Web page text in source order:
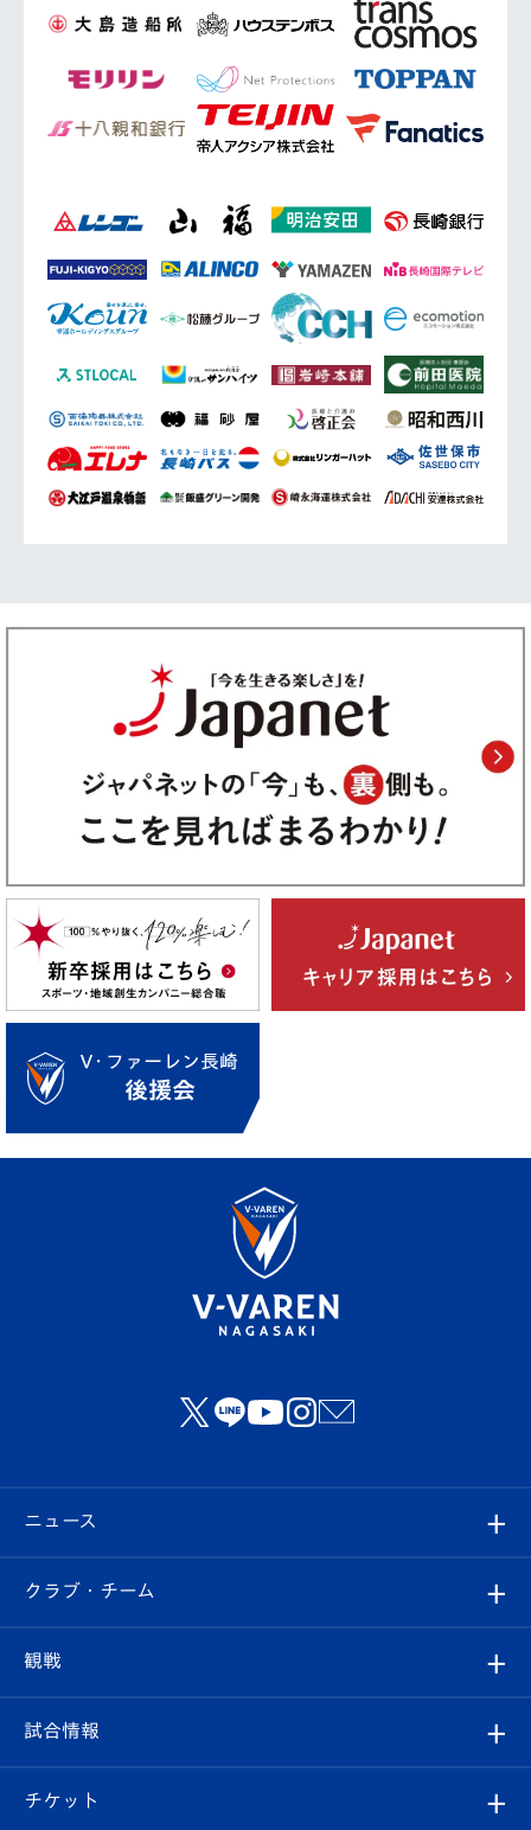
ニュース
すべて
クラブ
試合情報
クラブ・チーム
クラブ概要
観戦
観戦ルール
試合情報
試合日程/結果
チケット